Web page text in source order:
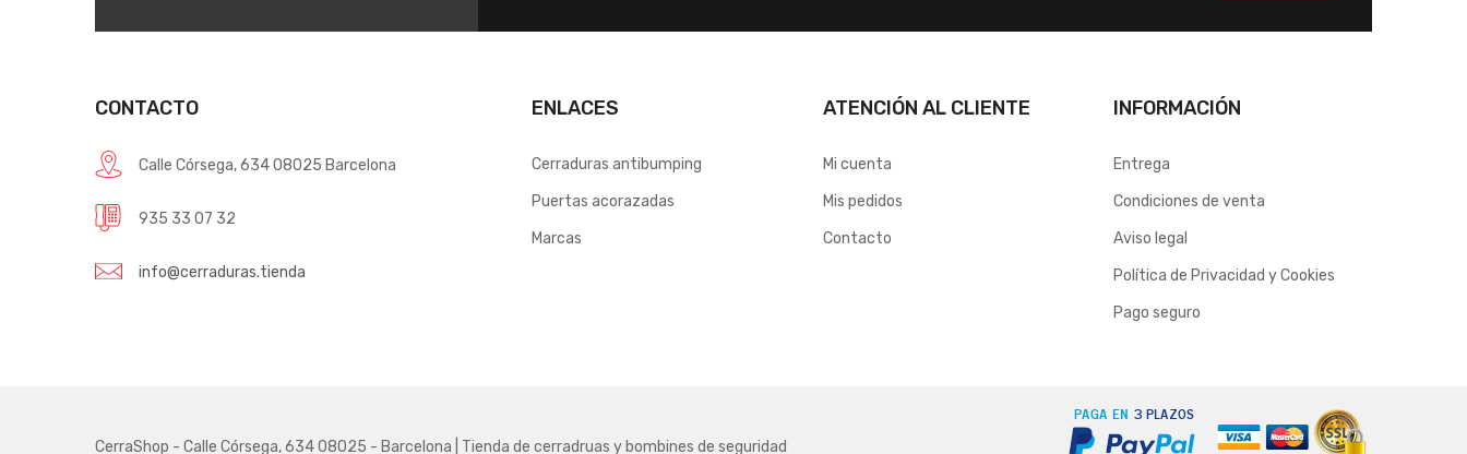
CONTACTO
Calle Córsega, 634 08025 Barcelona
935 33 07 32
info@cerraduras.tienda
ENLACES
Cerraduras antibumping
Puertas acorazadas
Marcas
ATENCIÓN AL CLIENTE
Mi cuenta
Mis pedidos
Contacto
INFORMACIÓN
Entrega
Condiciones de venta
Aviso legal
Política de Privacidad y Cookies
Pago seguro
CerraShop - Calle Córsega, 634 08025 - Barcelona | Tienda de cerradruas y bombines de seguridad